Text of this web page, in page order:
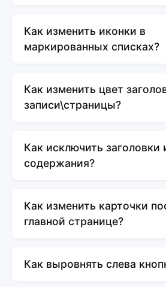
Как изменить иконки в
маркированных списках?
Как изменить цвет
записи\страницы?
Как исключить заголовки
содержания?
Как изменить карточки
главной странице?
Как выровнять слева